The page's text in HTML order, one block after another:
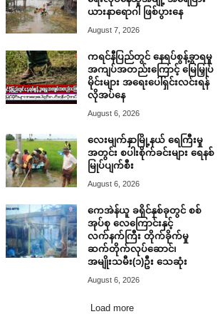
ယားနာရောဂါ ဖြစ်ပွားနေ
August 7, 2026
ကရင်နီပြည်တွင် နေရပ်စွန့်ခွာရမှု
အကျပ်အတည်းကြောင့် မြေမြှုပ်
မိုင်းများ အရေးပေါ်ရှင်းလင်းရန်
လိုအပ်နေ
August 6, 2026
လေးမျက်နှာမြို့နယ် ရေကြီးမှု
အတွင်း စပါးစိုက်ခင်းများ ရေနစ်
မြုပ်ပျက်စီး
August 6, 2026
ကေအဲန်ယူ ခရိုင်နှစ်ခုတွင် စစ်
အုပ်စု လေကြောင်းနှင့်
လက်နက်ကြီး တိုက်ခိုက်မှု
ဆက်တိုက်လုပ်ဆောင်၊
အမျိုးသမီး(၁)ဦး သေဆုံး
August 6, 2026
Load more